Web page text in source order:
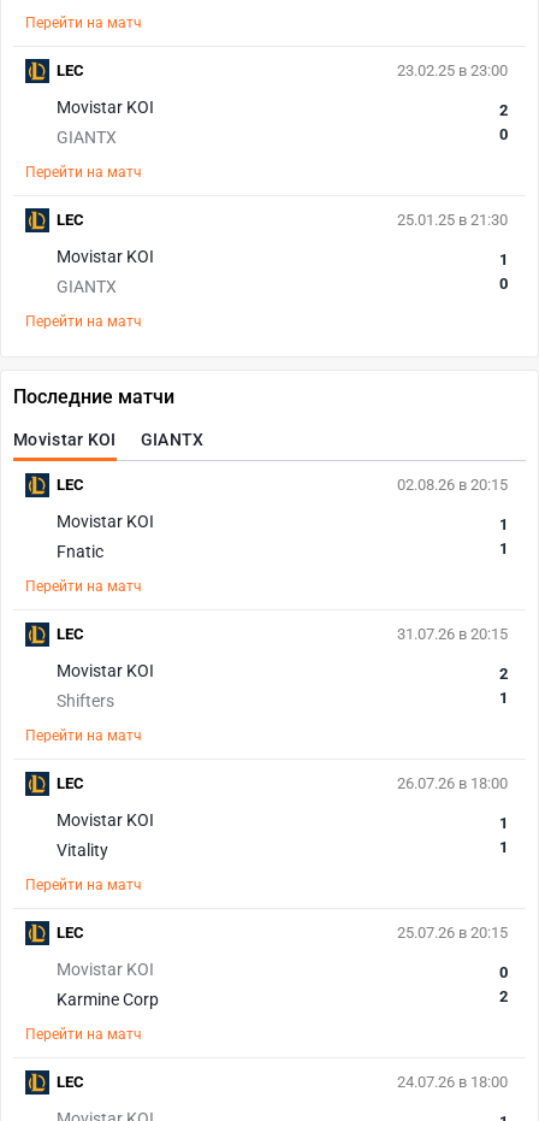
Перейти на матч
23.02.25 в 23:00
Movistar KOI
GIANTX
2
0
Перейти на матч
LEC
25.01.25 в 21:30
Movistar KOI
GIANTX
1
0
Перейти на матч
LEC
Последние матчи
Movistar KOI GIANTX
02.08.26 в 20:15
Movistar KOI
Fnatic
1
1
Перейти на матч
LEC
31.07.26 в 20:15
Movistar KOI
Shifters
2
1
Перейти на матч
LEC
26.07.26 в 18:00
Movistar KOI
Vitality
1
1
Перейти на матч
LEC
25.07.26 в 20:15
Movistar KOI
Karmine Corp
0
2
Перейти на матч
LEC
24.07.26 в 18:00
LEC